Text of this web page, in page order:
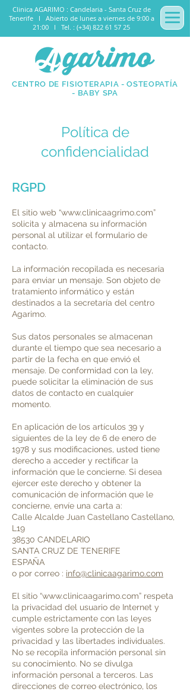
CENTRO DE FISIOTERAPIA - OSTEOPATÍA
- BABY SPA
Clinica AGARIMO : Candelaria - Santa Cruz de
Tenerife I Abierto de lunes a viernes de 9:00 a
21:00 I Tel. : (+34) 822 61 57 25
Política de
confidencialidad
RGPD
El sitio web “www.clinicaagrimo.com”
solicita y almacena su información
personal al utilizar el formulario de
contacto.
La información recopilada es necesaria
para enviar un mensaje. Son objeto de
tratamiento informático y están
destinados a la secretaría del centro
Agarimo.
Sus datos personales se almacenan
durante el tiempo que sea necesario a
partir de la fecha en que envió el
mensaje. De conformidad con la ley,
puede solicitar la eliminación de sus
datos de contacto en cualquier
momento.
En aplicación de los artículos 39 y
siguientes de la ley de 6 de enero de
1978 y sus modificaciones, usted tiene
derecho a acceder y rectificar la
información que le concierne. Si desea
ejercer este derecho y obtener la
comunicación de información que le
concierne, envíe una carta a:
Calle Alcalde Juan Castellano Castellano,
L19
38530 CANDELARIO
SANTA CRUZ DE TENERIFE
ESPAÑA
o por correo : info@clinicaagarimo.com
El sitio “www.clinicaagarimo.com” respeta
la privacidad del usuario de Internet y
cumple estrictamente con las leyes
vigentes sobre la protección de la
privacidad y las libertades individuales.
No se recopila información personal sin
su conocimiento. No se divulga
información personal a terceros. Las
direcciones de correo electrónico, los